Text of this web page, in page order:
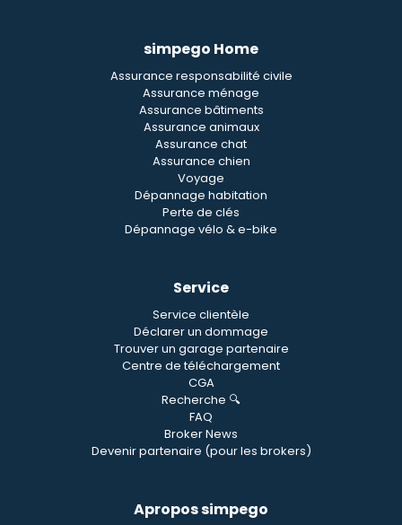
simpego Home
Assurance responsabilité civile
Assurance ménage
Assurance bâtiments
Assurance animaux
Assurance chat
Assurance chien
Voyage
Dépannage habitation
Perte de clés
Dépannage vélo & e-bike
Service
Service clientèle
Déclarer un dommage
Trouver un garage partenaire
Centre de téléchargement
CGA
Recherche 🔍
FAQ
Broker News
Devenir partenaire (pour les brokers)
Apropos simpego